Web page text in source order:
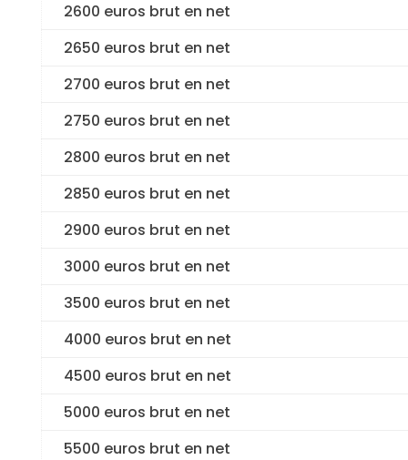
2600 euros brut en net
2650 euros brut en net
2700 euros brut en net
2750 euros brut en net
2800 euros brut en net
2850 euros brut en net
2900 euros brut en net
3000 euros brut en net
3500 euros brut en net
4000 euros brut en net
4500 euros brut en net
5000 euros brut en net
5500 euros brut en net